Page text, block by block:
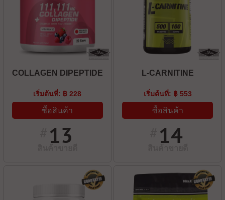
COLLAGEN DIPEPTIDE
เริ่มต้นที่: ฿ 228
ซื้อสินค้า
13
L-CARNITINE
เริ่มต้นที่: ฿ 553
ซื้อสินค้า
14